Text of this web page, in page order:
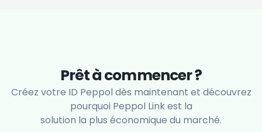
Prêt à commencer ?
Créez votre ID Peppol dès maintenant et découvrez
pourquoi Peppol Link est la
solution la plus économique du marché.